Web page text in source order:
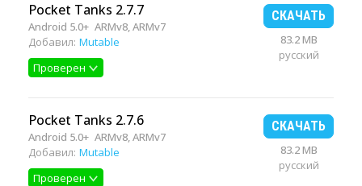
Pocket Tanks 2.7.7
Android 5.0+ ARMv8, ARMv7
Добавил: Mutable
Проверен
СКАЧАТЬ
83.2 MB
русский
Pocket Tanks 2.7.6
Android 5.0+ ARMv8, ARMv7
Добавил: Mutable
Проверен
СКАЧАТЬ
83.2 MB
русский